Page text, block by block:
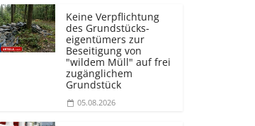
Keine Verpflichtung
des Grundstücks­
eigentümers zur
Beseitigung von
"wildem Müll" auf frei
zugänglichem
Grundstück
05.08.2026